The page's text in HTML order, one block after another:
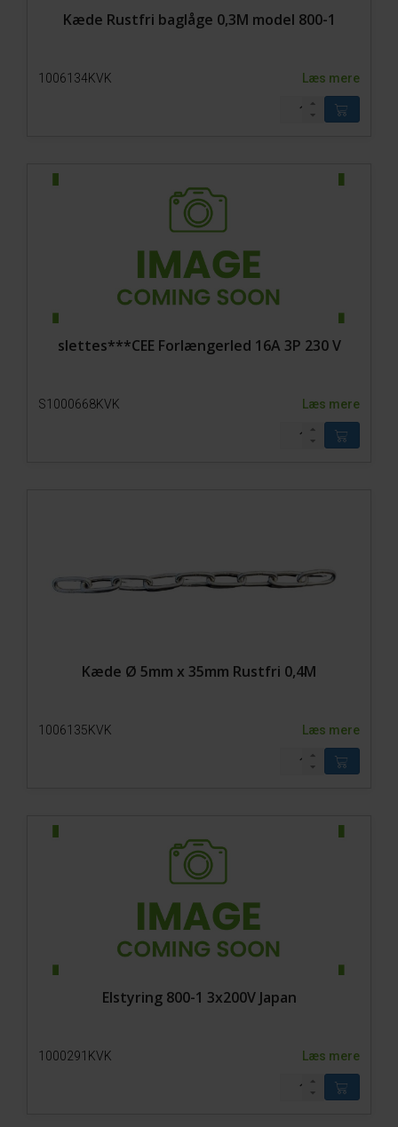
Kæde Rustfri baglåge 0,3M model 800-1
1006134KVK Læs mere
slettes***CEE Forlængerled 16A 3P 230 V
S1000668KVK Læs mere
Kæde Ø 5mm x 35mm Rustfri 0,4M
1006135KVK Læs mere
Elstyring 800-1 3x200V Japan
1000291KVK Læs mere